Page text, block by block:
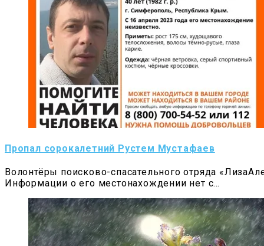
Пропал сорокалетний Рустем Мустафаев
Волонтёры поисково-спасательного отряда
Информации о его местонахождении нет с…